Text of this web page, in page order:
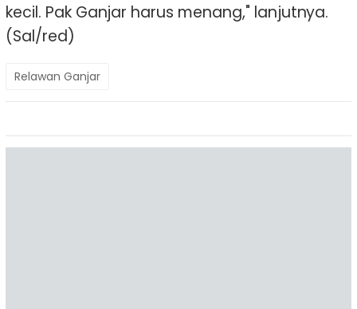
kecil. Pak Ganjar harus menang," lanjutnya.
(Sal/red)
Relawan Ganjar